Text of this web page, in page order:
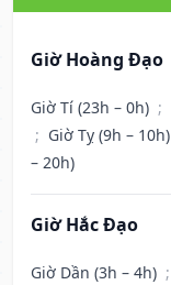
Giờ Hoàng Đạo
Giờ Tí (23h – 0h) ;
; Giờ Tỵ (9h – 10h)
– 20h)
Giờ Hắc Đạo
Giờ Dần (3h – 4h) ;